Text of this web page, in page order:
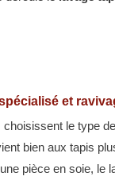
et
le type
bien aux tapis
pièce en soie, le